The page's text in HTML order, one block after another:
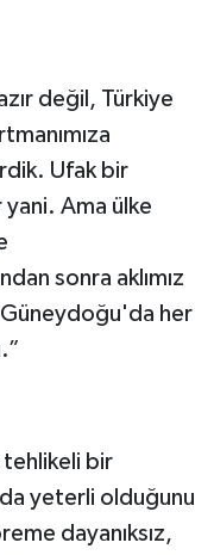
değil, Türkiye
Ufak bir
yani. Ama ülke
sonra aklımız
Güneydoğu'da her
tehlikeli bir
da yeterli olduğunu
dayanıksız,